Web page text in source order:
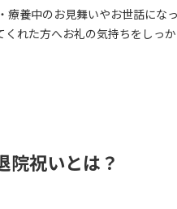
療養中のお見舞いやお世話にな
れた方へお礼の気持ちをしっ
院祝いとは？